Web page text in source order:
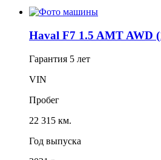
Haval F7 1.5 AMT AWD
Гарантия 5 лет
VIN
Пробег
22 315 км.
Год выпуска